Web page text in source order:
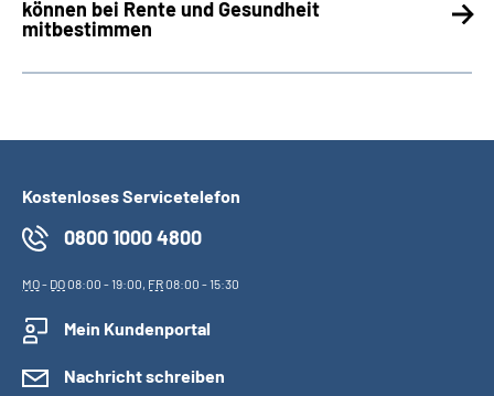
können bei Rente und Gesundheit
mitbestimmen
Kostenloses Servicetelefon
0800 1000 4800
MO- DO08:00 - 19:00, FR08:00 - 15:30
Mein Kundenportal
Nachricht schreiben